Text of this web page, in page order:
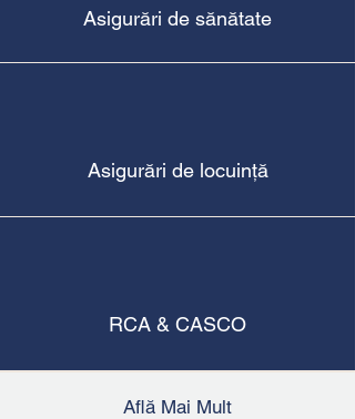
Asigurări de sănătate
Asigurări de locuință
RCA & CASCO
Află Mai Mult